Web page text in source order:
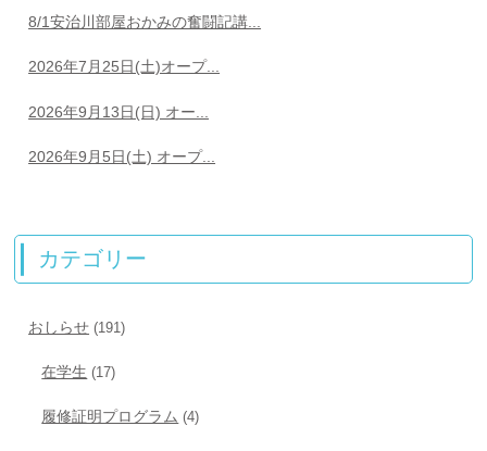
8/1安治川部屋おかみの奮闘記講...
2026年7月25日(土)オープ...
2026年9月13日(日) オー...
2026年9月5日(土) オープ...
カテゴリー
おしらせ (191)
在学生 (17)
履修証明プログラム (4)